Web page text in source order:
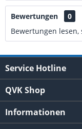
Bewertungen
0
Bewertungen
Service Hotline
QVK Shop
Informationen